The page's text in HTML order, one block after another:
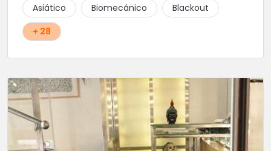
Asiático
Biomecánico
Blackout
+ 28